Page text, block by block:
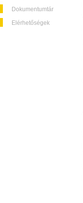
Dokumentumtár
Elérhetőségek